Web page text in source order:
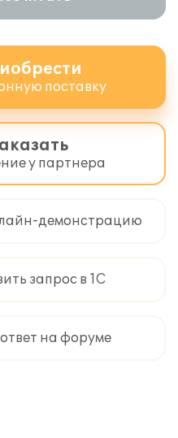
поставку
у партнера
демонстрацию
запрос в 1С
на форуме